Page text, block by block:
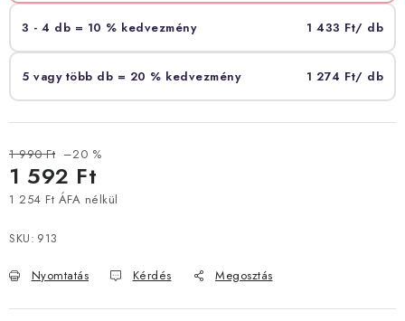
3 - 4 db = 10 % kedvezmény 1 433 Ft/ db
5 vagy több db = 20 % kedvezmény 1 274 Ft/ db
1 990 Ft –20 %
1 592 Ft
1 254 Ft ÁFA nélkül
SKU: 913
Nyomtatás Kérdés Megosztás